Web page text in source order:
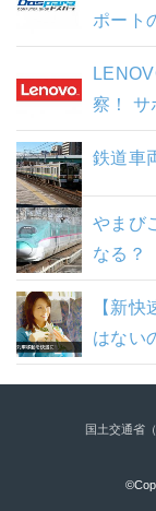
ポート
察！ サ
鉄道車
やまび
なる？
【新
はない
国土交通省（